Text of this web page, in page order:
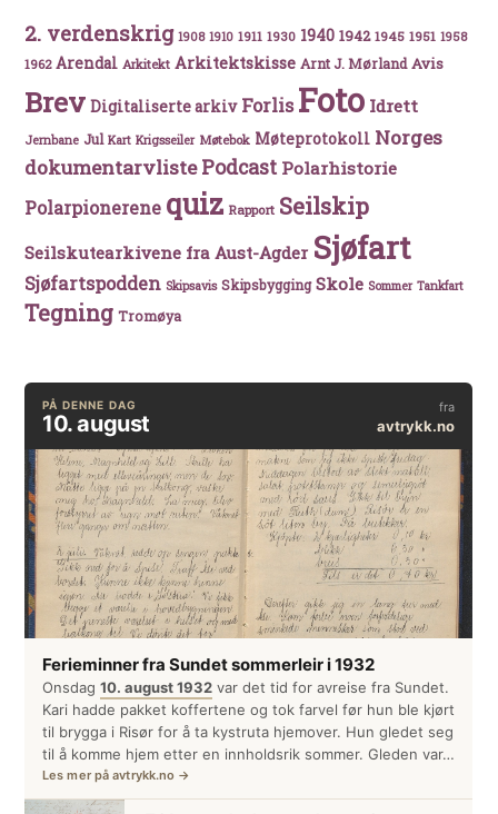
2. verdenskrig 1908 1910 1911 1930 1940 1942 1945 1951 1958
1962 Arendal Arkitekt Arkitektskisse Arnt J. Mørland Avis
Brev Digitaliserte arkiv Forlis Foto Idrett
Jernbane Jul Kart Krigsseiler Møtebok Møteprotokoll Norges
dokumentarvlistePodcast Polarhistorie
Polarpionerene quiz Rapport Seilskip
Seilskutearkivene fra Aust-Agder Sjøfart
Sjøfartspodden Skipsavis Skipsbygging Skole Sommer Tankfart
Tegning Tromøya